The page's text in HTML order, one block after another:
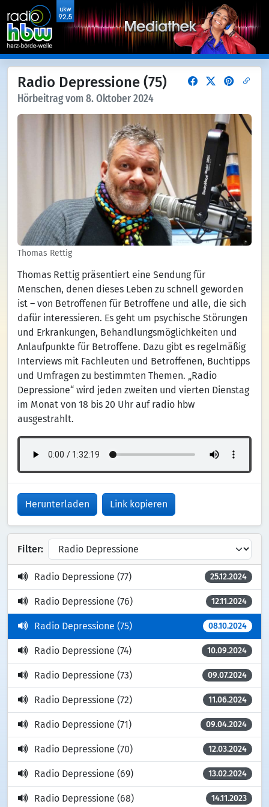
Radio Depressione (75)
Hörbeitrag vom 8. Oktober 2024
Thomas Rettig
Thomas Rettig präsentiert eine Sendung für
Menschen, denen dieses Leben zu schnell geworden
ist – von Betroffenen für Betroffene und alle, die sich
dafür interessieren. Es geht um psychische Störungen
und Erkrankungen, Behandlungsmöglichkeiten und
Anlaufpunkte für Betroffene. Dazu gibt es regelmäßig
Interviews mit Fachleuten und Betroffenen, Buchtipps
und Umfragen zu bestimmten Themen. „Radio
Depressione“ wird jeden zweiten und vierten Dienstag
im Monat von 18 bis 20 Uhr auf radio hbw
ausgestrahlt.
Herunterladen Link kopieren
Filter:
Radio Depressione (77) 25.12.2024
Radio Depressione (76) 12.11.2024
Radio Depressione (75) 08.10.2024
Radio Depressione (74) 10.09.2024
Radio Depressione (73) 09.07.2024
Radio Depressione (72) 11.06.2024
Radio Depressione (71) 09.04.2024
Radio Depressione (70) 12.03.2024
Radio Depressione (69) 13.02.2024
Radio Depressione (68) 14.11.2023